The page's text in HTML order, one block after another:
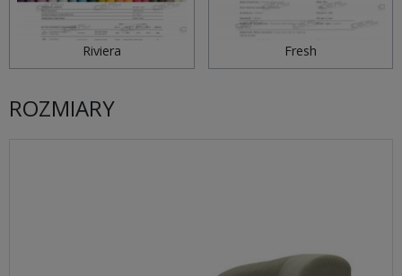
Riviera Fresh
ROZMIARY